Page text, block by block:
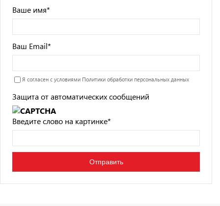
Ваше имя*
Ваш Email*
Я согласен с условиями Политики обработки персональных данных
Защита от автоматических сообщений
Введите слово на картинке*